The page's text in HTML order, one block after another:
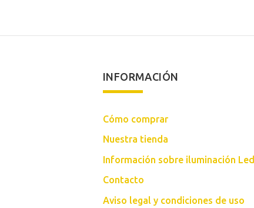
INFORMACIÓN
Cómo comprar
Nuestra tienda
Información sobre iluminación Led
Contacto
Aviso legal y condiciones de uso